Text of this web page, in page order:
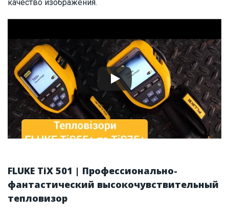
качество изображения.
FLUKE TiX 501 | Профессионально-
фантастический высокочувствительный
тепловизор